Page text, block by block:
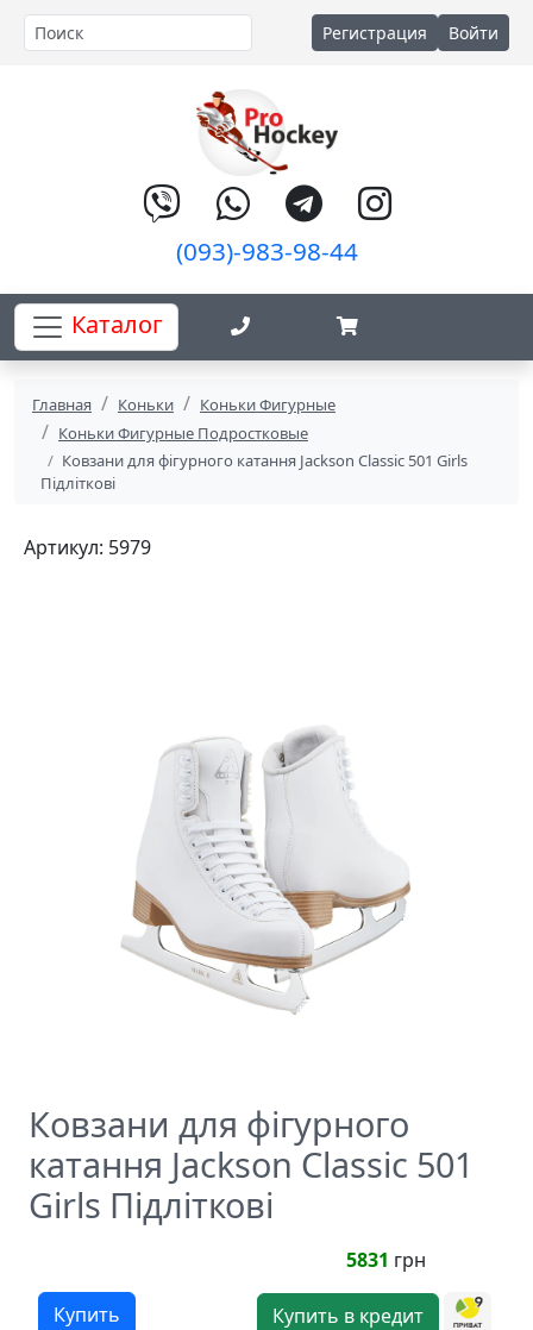
Регистрация Войти
(093)-983-98-44
Каталог
Главная Коньки
Коньки Фигурные
Коньки Фигурные Подростковые
Ковзани для фігурного катання Jackson Classic 501 Girls
Підліткові
Артикул: 5979
Ковзани для фігурного
катання Jackson Classic 501
Girls Підліткові
5831 грн
Купить Купить в кредит